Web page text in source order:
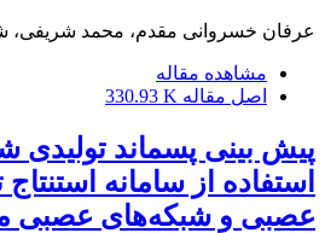
عرفان خسروانی مقدم، محمد شریفی،
مشاهده مقاله
اصل مقاله 330.93 K
پیش بینی پسماند تولیدی
استفاده از سامانه
عصبی و شبکه‌های عصبی